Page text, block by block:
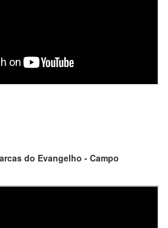
do Evangelho - Campo